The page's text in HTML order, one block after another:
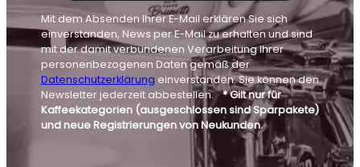
Mit dem Absenden Ihrer E-Mail erklären Sie sich
einverstanden, News per E-Mail zu erhalten und sind
mit der damit verbundenen Verarbeitung Ihrer
personenbezogenen Daten gemäß der
Datenschutzerklärung einverstanden. Sie können den
Newsletter jederzeit abbestellen.* Gilt nur für
Kaffeekategorien (ausgeschlossen sind Sparpakete)
und neue Registrierungen von Neukunden.